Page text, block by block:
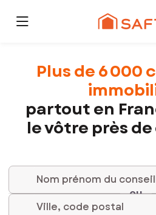
Plus de 6 000
partout en
le vôtre près
ou
Ville, code postal